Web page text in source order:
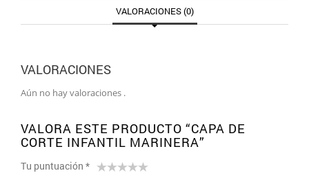
VALORACIONES (0)
VALORACIONES
Aún no hay valoraciones .
VALORA ESTE PRODUCTO “CAPA DE
CORTE INFANTIL MARINERA”
Tu puntuación *